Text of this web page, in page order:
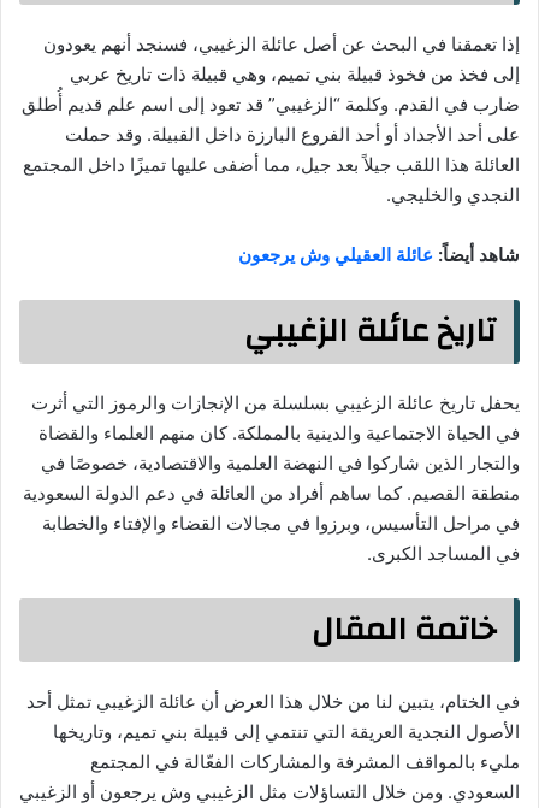
إذا تعمقنا في البحث عن أصل عائلة الزغيبي، فسنجد أنهم يعودون
إلى فخذ من فخوذ قبيلة بني تميم، وهي قبيلة ذات تاريخ عربي
ضارب في القدم. وكلمة “الزغيبي” قد تعود إلى اسم علم قديم أُطلق
على أحد الأجداد أو أحد الفروع البارزة داخل القبيلة. وقد حملت
العائلة هذا اللقب جيلاً بعد جيل، مما أضفى عليها تميزًا داخل المجتمع
النجدي والخليجي.
شاهد أيضاً: عائلة العقيلي وش يرجعون
تاريخ عائلة الزغيبي
يحفل تاريخ عائلة الزغيبي بسلسلة من الإنجازات والرموز التي أثرت
في الحياة الاجتماعية والدينية بالمملكة. كان منهم العلماء والقضاة
والتجار الذين شاركوا في النهضة العلمية والاقتصادية، خصوصًا في
منطقة القصيم. كما ساهم أفراد من العائلة في دعم الدولة السعودية
في مراحل التأسيس، وبرزوا في مجالات القضاء والإفتاء والخطابة
في المساجد الكبرى.
خاتمة المقال
في الختام، يتبين لنا من خلال هذا العرض أن عائلة الزغيبي تمثل أحد
الأصول النجدية العريقة التي تنتمي إلى قبيلة بني تميم، وتاريخها
مليء بالمواقف المشرفة والمشاركات الفعّالة في المجتمع
السعودي. ومن خلال التساؤلات مثل الزغيبي وش يرجعون أو الزغيبي